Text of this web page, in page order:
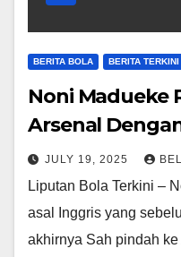
BERITA BOLA BERITA TERKINI
Noni Madueke
Arsenal
JULY 19, 2025
Liputan Bola Terkini –
asal Inggris yang
akhirnya Sah pindah